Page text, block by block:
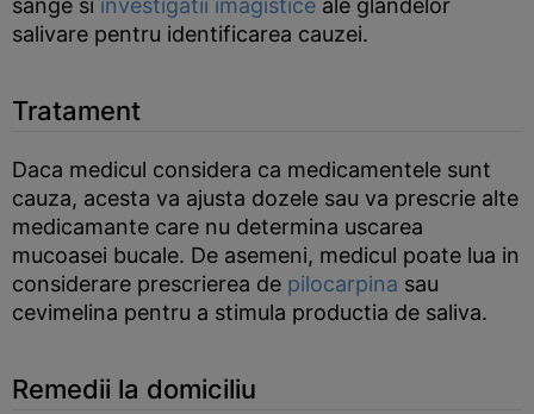
sange si investigatii imagistice ale glandelor
salivare pentru identificarea cauzei.
Tratament
Daca medicul considera ca medicamentele sunt
cauza, acesta va ajusta dozele sau va prescrie alte
medicamante care nu determina uscarea
mucoasei bucale. De asemeni, medicul poate lua in
considerare prescrierea de pilocarpina sau
cevimelina pentru a stimula productia de saliva.
Remedii la domiciliu